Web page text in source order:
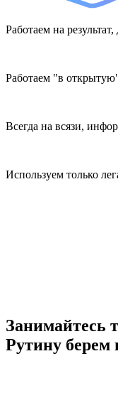
Работаем на
Работаем "в
Всегда на всязи,
Используем только
Занимайтесь
Рутину берем